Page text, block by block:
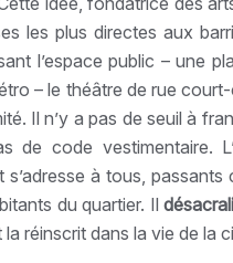
les plus directes aux
l’espace public – une
– le théâtre de rue
Il n’y a pas de seuil à
de code vestimentaire.
s’adresse à tous,
du quartier. Il
la réinscrit dans la vie de la